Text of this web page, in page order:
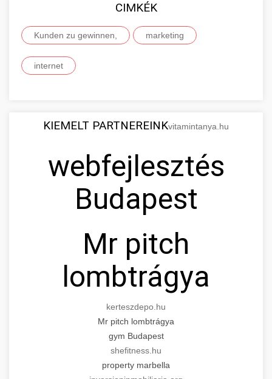
CIMKÉK
Kunden zu gewinnen, marketing
internet
KIEMELT PARTNEREINKvitamintanya.hu
webfejlesztés
Budapest
Mr pitch
lombtrágya
kerteszdepo.hu
Mr pitch lombtrágya
gym Budapest
shefitness.hu
property marbella